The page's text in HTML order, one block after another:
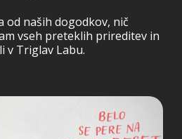
od naših dogodkov, nič
vseh preteklih prireditev in
v Triglav Labu.